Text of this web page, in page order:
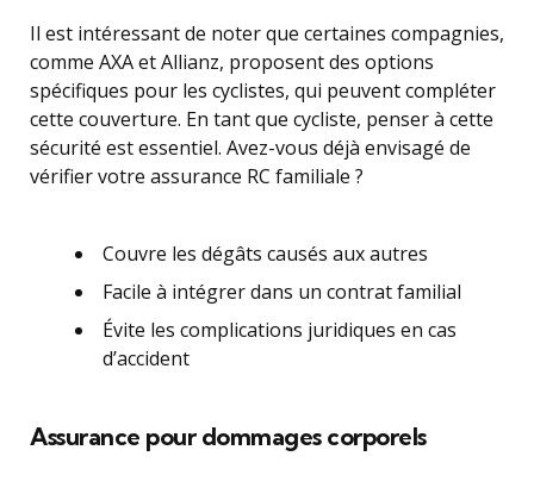
Il est intéressant de noter que certaines compagnies,
comme AXA et Allianz, proposent des options
spécifiques pour les cyclistes, qui peuvent compléter
cette couverture. En tant que cycliste, penser à cette
sécurité est essentiel. Avez-vous déjà envisagé de
vérifier votre assurance RC familiale ?
Couvre les dégâts causés aux autres
Facile à intégrer dans un contrat familial
Évite les complications juridiques en cas
d’accident
Assurance pour dommages corporels